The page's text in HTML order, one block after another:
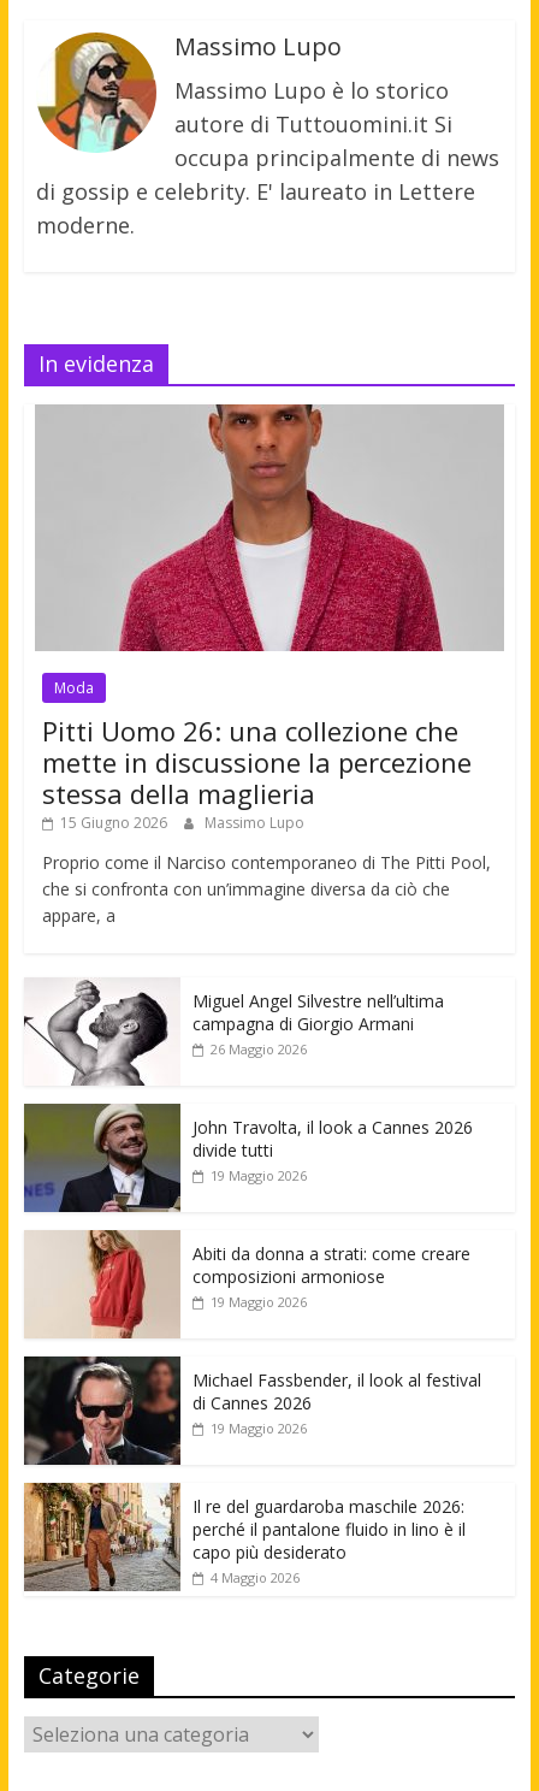
Massimo Lupo
Massimo Lupo è lo storico
autore di Tuttouomini.it Si
occupa principalmente di news
di gossip e celebrity. E' laureato in Lettere
moderne.
In evidenza
Moda
Pitti Uomo 26: una collezione che
mette in discussione la percezione
stessa della maglieria
15 Giugno 2026 Massimo Lupo
Proprio come il Narciso contemporaneo di The Pitti Pool,
che si confronta con un’immagine diversa da ciò che
appare, a
Miguel Angel Silvestre nell’ultima
campagna di Giorgio Armani
26 Maggio 2026
John Travolta, il look a Cannes 2026
divide tutti
19 Maggio 2026
Abiti da donna a strati: come creare
composizioni armoniose
19 Maggio 2026
Michael Fassbender, il look al festival
di Cannes 2026
19 Maggio 2026
Il re del guardaroba maschile 2026:
perché il pantalone fluido in lino è il
capo più desiderato
4 Maggio 2026
Categorie
Categorie